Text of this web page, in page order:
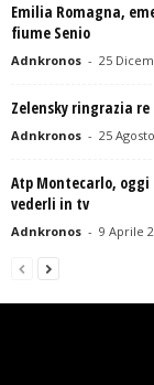
Emilia Romagna,
fiume Senio
Adnkronos - 25
Zelensky ringrazia re
Adnkronos - 25
Atp Montecarlo,
vederli in tv
Adnkronos - 9 Aprile